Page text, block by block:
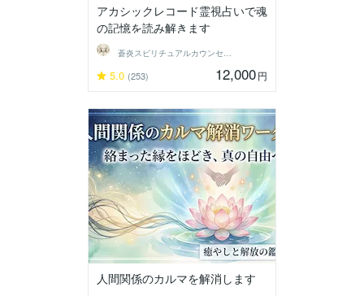
アカシックレコード霊視占いで魂
の記憶を読み解きます
5.0 (253) 12,000円
人間関係のカルマを解消します